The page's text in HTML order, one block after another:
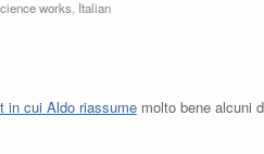
works Italian
in cui Aldo riassumemolto bene alcuni